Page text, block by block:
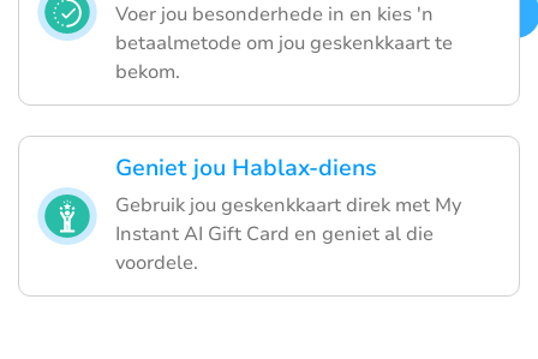
Voer jou besonderhede in en kies 'n
betaalmetode om jou geskenkkaart te
bekom.
Geniet jou Hablax-diens
Gebruik jou geskenkkaart direk met My
Instant AI Gift Card en geniet al die
voordele.